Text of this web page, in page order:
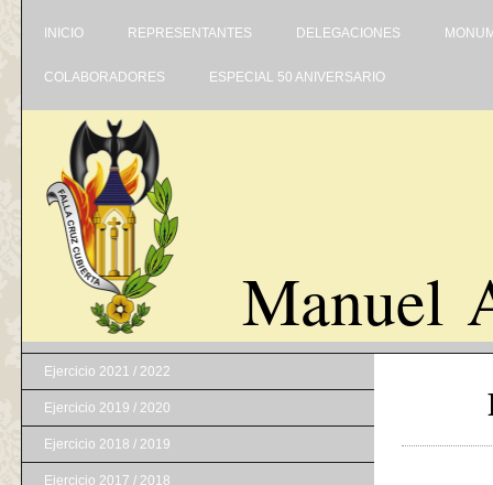
INICIO REPRESENTANTES DELEGACIONES
COLABORADORES ESPECIAL 50 ANIVERSARIO
Manuel
Ejercicio 2021 / 2022
Ejercicio 2019 / 2020
Ejercicio 2018 / 2019
Ejercicio 2017 / 2018